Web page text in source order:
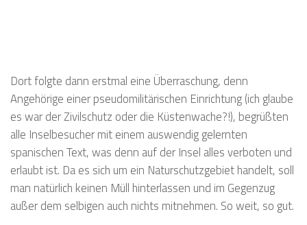
Dort folgte dann erstmal eine Überraschung, denn
Angehörige einer pseudomilitärischen Einrichtung (ich glaube
es war der Zivilschutz oder die Küstenwache?!), begrüßten
alle Inselbesucher mit einem auswendig gelernten
spanischen Text, was denn auf der Insel alles verboten und
erlaubt ist. Da es sich um ein Naturschutzgebiet handelt, soll
man natürlich keinen Müll hinterlassen und im Gegenzug
außer dem selbigen auch nichts mitnehmen. So weit, so gut.